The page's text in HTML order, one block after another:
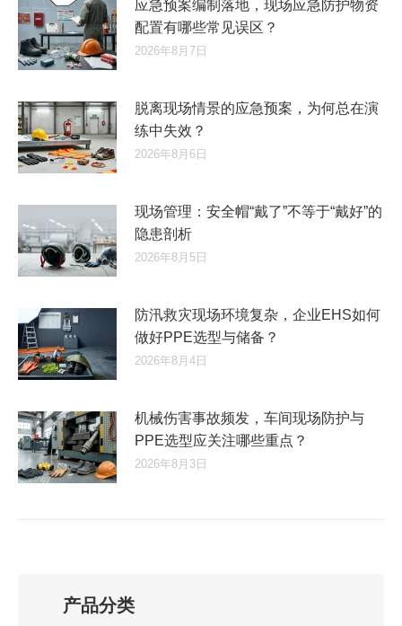
应急预案编制落地，现场应急防护物资
配置有哪些常见误区？
2026年8月7日
脱离现场情景的应急预案，为何总在演
练中失效？
2026年8月6日
现场管理：安全帽“戴了”不等于“戴好”的
隐患剖析
2026年8月5日
防汛救灾现场环境复杂，企业EHS如何
做好PPE选型与储备？
2026年8月4日
机械伤害事故频发，车间现场防护与
PPE选型应关注哪些重点？
2026年8月3日
产品分类